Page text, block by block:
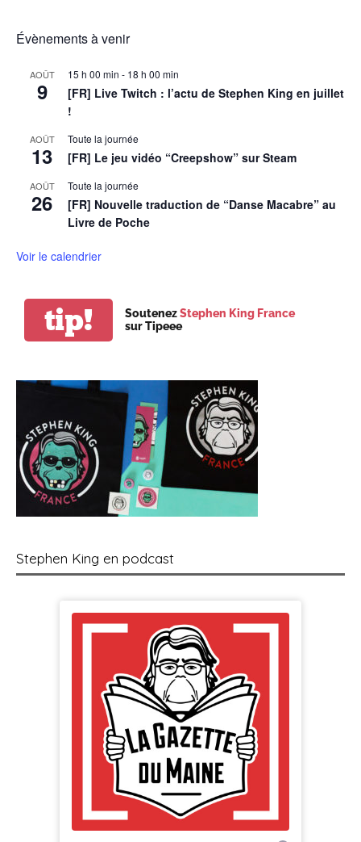
Évènements à venir
AOÛT
9
15 h 00 min - 18 h 00 min
[FR] Live Twitch : l’actu de Stephen King en juillet
!
AOÛT
13
Toute la journée
[FR] Le jeu vidéo “Creepshow” sur Steam
AOÛT
26
Toute la journée
[FR] Nouvelle traduction de “Danse Macabre” au
Livre de Poche
Voir le calendrier
tip! SoutenezStephen King France
sur Tipeee
Stephen King en podcast